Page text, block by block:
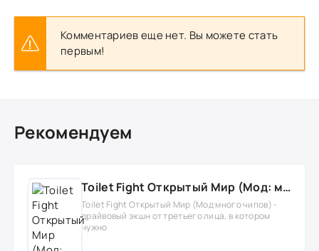
Комментариев еще нет. Вы можете стать
первым!
Рекомендуем
Toilet Fight Открытый Мир (Мод: много чипов, денег, все открыто, бессмертие, урон, 50+ читов)
Toilet Fight Открытый Мир (Мод много чипов) -
драйвовый экшн от третьего лица, в котором
нужно